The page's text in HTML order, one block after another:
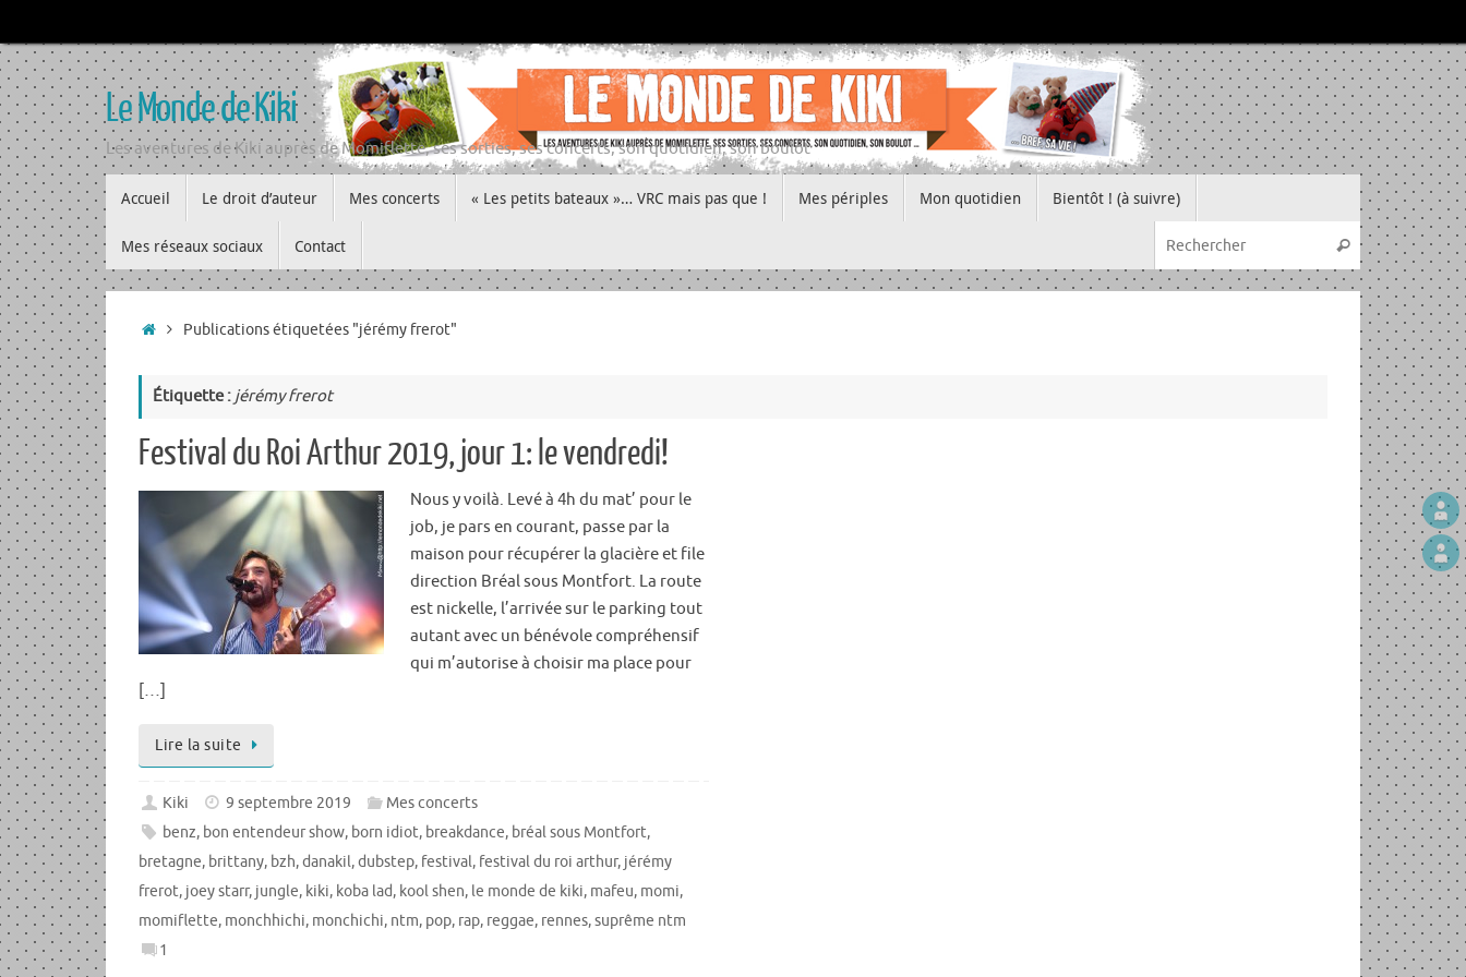
au
contenu
Le Monde de Kiki
Les aventures de Kiki auprès de Momiflette, ses sorties, ses concerts, son quotidien, son boulot
au
contenu
Accueil Le droit d’auteur Mes concerts « Les petits bateaux »… VRC mais pas que ! Mes périples Mon quotidien Bientôt ! (à suivre)
Mes réseaux sociaux Contact
Recherche
Rechercher
Accueil
Publications étiquetées "jérémy frerot"
Étiquette : jérémy frerot
Festival du Roi Arthur 2019, jour 1: le vendredi!
Nous y voilà. Levé à 4h du mat’ pour le
job, je pars en courant, passe par la
maison pour récupérer la glacière et file
direction Bréal sous Montfort. La route
est nickelle, l’arrivée sur le parking tout
autant avec un bénévole compréhensif
qui m’autorise à choisir ma place pour
[…]
Lire la suite
Kiki 9 septembre 2019
Mes concerts
benz, bon entendeur show, born idiot, breakdance, bréal sous Montfort,
bretagne, brittany, bzh,danakil,dubstep, festival, festival du roi arthur, jérémy
frerot, joey starr, jungle, kiki, koba lad, kool shen, le monde de kiki, mafeu, momi,
momiflette, monchhichi, monchichi, ntm, pop, rap, reggae, rennes,suprême ntm
1